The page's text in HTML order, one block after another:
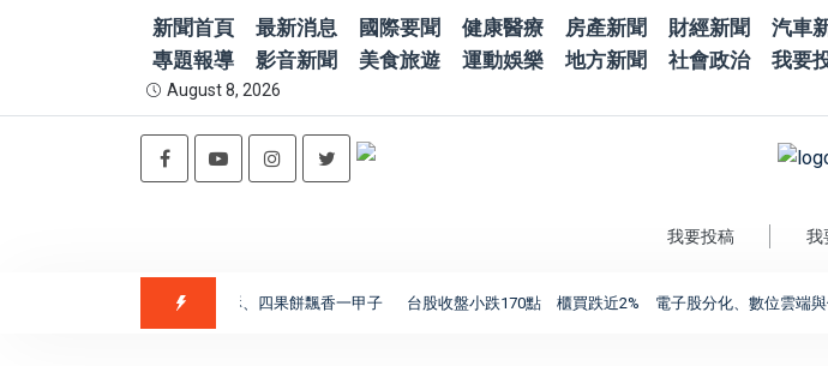
新聞首頁 最新消息 國際要聞 健康醫療 房產新聞 財經新聞 汽車
專題報導
影音新聞 美食旅遊 運動娛樂 地方新聞 社會政治 我要
August 8, 2026
我要投稿 我
香餅舖古早味麵粉酥、四果餅飄香一甲子 台股收盤小跌170點 櫃買跌近2% 電子股分化、數位雲端與傳產逆勢撐